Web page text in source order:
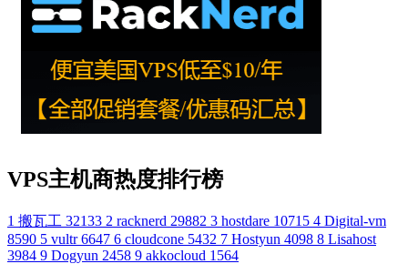
VPS主机商热度排行榜
1 搬瓦工 32133 2 racknerd 29882 3 hostdare 10715 4 Digital-vm
8590 5 vultr 6647 6 cloudcone 5432 7 Hostyun 4098 8 Lisahost
3984 9 Dogyun 2458 9 akkocloud 1564